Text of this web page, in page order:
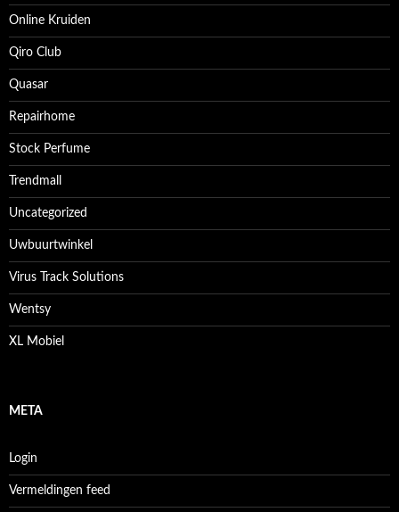
Online Kruiden
Qiro Club
Quasar
Repairhome
Stock Perfume
Trendmall
Uncategorized
Uwbuurtwinkel
Virus Track Solutions
Wentsy
XL Mobiel
META
Login
Vermeldingen feed